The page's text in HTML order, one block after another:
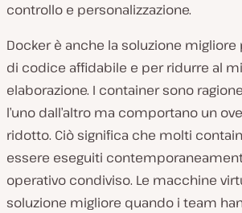
controllo e personalizzazione.
Docker è anche la soluzione migliore
di codice affidabile e per ridurre al
elaborazione. I container sono
l’uno dall’altro ma comportano un
ridotto. Ciò significa che molti
essere eseguiti
operativo condiviso. Le macchine
soluzione migliore quando i team